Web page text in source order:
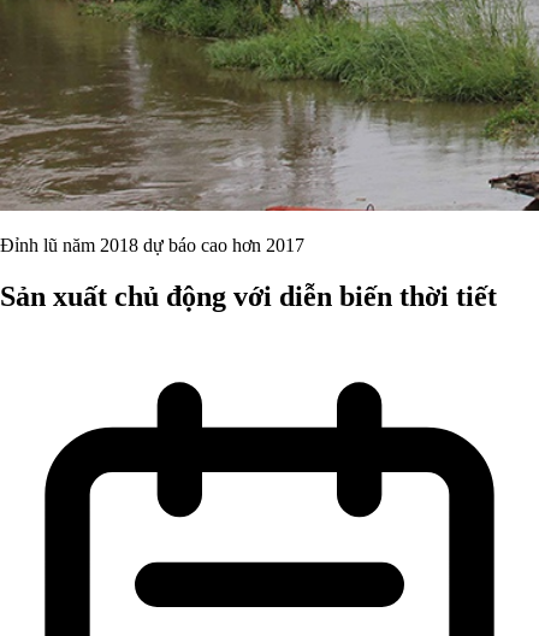
Đỉnh lũ năm 2018 dự báo cao hơn 2017
Sản xuất chủ động với diễn biến thời tiết